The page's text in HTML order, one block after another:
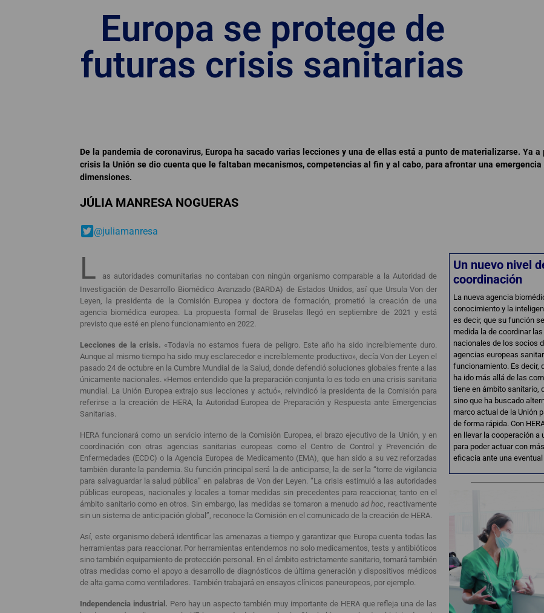
Europa se protege de
futuras crisis sanitarias
De la pandemia de coronavirus, Europa ha sacado varias lecciones y una de ellas está a punto de materializarse. Ya
crisis la Unión se dio cuenta que le faltaban mecanismos, competencias al fin y al cabo, para afrontar una
dimensiones.
JÚLIA MANRESA NOGUERAS
@juliamanresa
L
as autoridades comunitarias no contaban con ningún organismo comparable a la Autoridad de
Investigación de Desarrollo Biomédico Avanzado (BARDA) de Estados Unidos, así que Ursula Von der
Leyen, la presidenta de la Comisión Europea y doctora de formación, prometió la creación de una
agencia biomédica europea. La propuesta formal de Bruselas llegó en septiembre de 2021 y está
previsto que esté en pleno funcionamiento en 2022.
Lecciones de la crisis. «Todavía no estamos fuera de peligro. Este año ha sido increíblemente duro.
Aunque al mismo tiempo ha sido muy esclarecedor e increíblemente productivo», decía Von der Leyen el
pasado 24 de octubre en la Cumbre Mundial de la Salud, donde defendió soluciones globales frente a las
únicamente nacionales. «Hemos entendido que la preparación conjunta lo es todo en una crisis sanitaria
mundial. La Unión Europea extrajo sus lecciones y actuó», reivindicó la presidenta de la Comisión para
referirse a la creación de HERA, la Autoridad Europea de Preparación y Respuesta ante Emergencias
Sanitarias.
HERA funcionará como un servicio interno de la Comisión Europea, el brazo ejecutivo de la Unión, y en
coordinación con otras agencias sanitarias europeas como el Centro de Control y Prevención de
Enfermedades (ECDC) o la Agencia Europea de Medicamento (EMA), que han sido a su vez reforzadas
también durante la pandemia. Su función principal será la de anticiparse, la de ser la “torre de vigilancia
para salvaguardar la salud pública” en palabras de Von der Leyen. “La crisis estimuló a las autoridades
públicas europeas, nacionales y locales a tomar medidas sin precedentes para reaccionar, tanto en el
ámbito sanitario como en otros. Sin embargo, las medidas se tomaron a menudo ad hoc, reactivamente
sin un sistema de anticipación global”, reconoce la Comisión en el comunicado de la creación de HERA.
Así, este organismo deberá identificar las amenazas a tiempo y garantizar que Europa cuenta todas las
herramientas para reaccionar. Por herramientas entendemos no solo medicamentos, tests y antibióticos
sino también equipamiento de protección personal. En el ámbito estrictamente sanitario, tomará también
otras medidas como el apoyo a desarrollo de diagnósticos de última generación y dispositivos médicos
de alta gama como ventiladores. También trabajará en ensayos clínicos paneuropeos, por ejemplo.
Independencia industrial. Pero hay un aspecto también muy importante de HERA que refleja una de las
Un nuevo nivel
coordinación
La nueva agencia
conocimiento y la
es decir, que su función
medida la de coordinar
nacionales de los socios
agencias europeas
funcionamiento. Es decir,
ha ido más allá de las
tiene en ámbito sanitario,
sino que ha buscado
marco actual de la Unión
de forma rápida. Con
en llevar la cooperación a
para poder actuar con
eficacia ante una